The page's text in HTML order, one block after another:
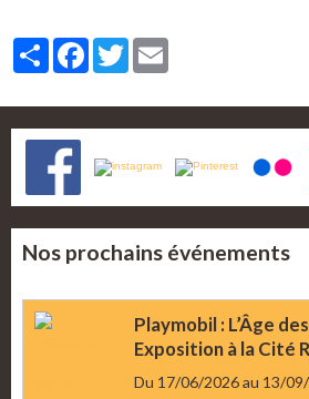
PartagerFacebook
Twitter
Nos prochains événements
Playmobil : L’Âge
Exposition à la Cité
Du 17/06/2026au 13/